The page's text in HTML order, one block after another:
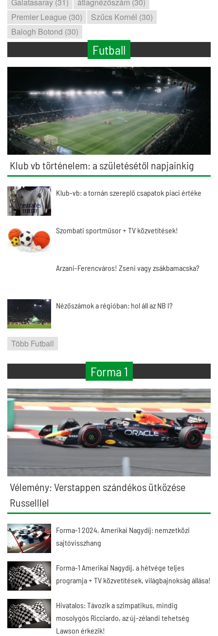
Premier League (30)
Szűcs Kornél (30)
Balogh Botond (30)
Futball
Klub vb történelem: a születésétől napjainkig
Klub-vb: a tornán szereplő csapatok piaci értéke
Szombati sportműsor + TV közvetítések!
Arzani-Ferencváros! Zseni vagy zsákbamacska?
Nézőszámok a régióban: hol áll az NB I?
Több Futball
Forma 1
Vélemény: Verstappen szándékos ütközése
Russelllel
Forma-1 2024, Amerikai Nagydíj: nemzetközi
sajtóvisszhang
Forma-1 Amerikai Nagydíj, a hétvége teljes
programja + TV közvetítések, világbajnokság állása!
Hivatalos: Távozik a szimpatikus, mindig
mosolygós Ricciardo, az új-zélandi tehetség
Lawson érkezik!